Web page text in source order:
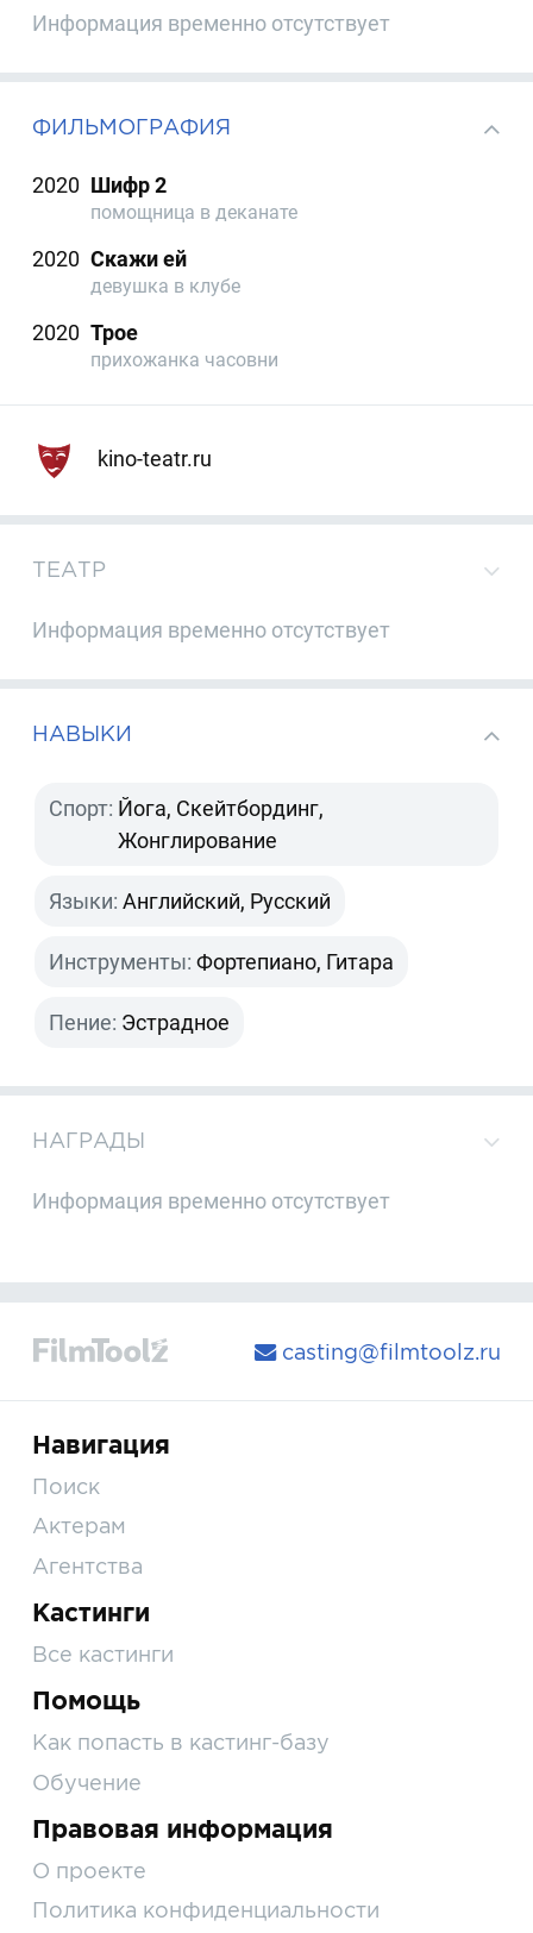
Информация временно отсутствует
ФИЛЬМОГРАФИЯ
2020 Шифр 2
помощница в деканате
2020 Скажи ей
девушка в клубе
2020 Трое
прихожанка часовни
kino-teatr.ru
ТЕАТР
Информация временно отсутствует
НАВЫКИ
Спорт: Йога, Скейтбординг,
Жонглирование
Языки: Английский, Русский
Инструменты: Фортепиано, Гитара
Пение: Эстрадное
НАГРАДЫ
Информация временно отсутствует
casting@filmtoolz.ru
Навигация
Поиск
Актерам
Агентства
Кастинги
Все кастинги
Помощь
Как попасть в кастинг-базу
Обучение
Правовая информация
О проекте
Политика конфиденциальности